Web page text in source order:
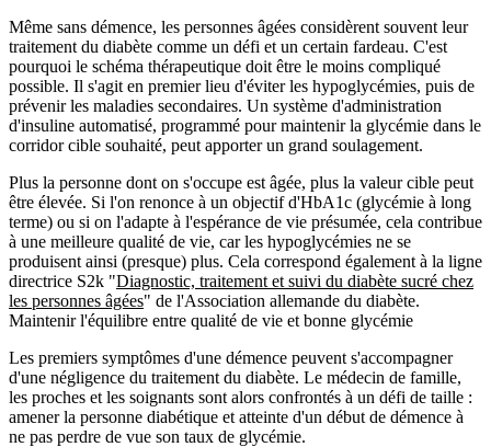
Même sans démence, les personnes âgées considèrent souvent leur
traitement du diabète comme un défi et un certain fardeau. C'est
pourquoi le schéma thérapeutique doit être le moins compliqué
possible. Il s'agit en premier lieu d'éviter les hypoglycémies, puis de
prévenir les maladies secondaires. Un système d'administration
d'insuline automatisé, programmé pour maintenir la glycémie dans le
corridor cible souhaité, peut apporter un grand soulagement.
Plus la personne dont on s'occupe est âgée, plus la valeur cible peut
être élevée. Si l'on renonce à un objectif d'HbA1c (glycémie à long
terme) ou si on l'adapte à l'espérance de vie présumée, cela contribue
à une meilleure qualité de vie, car les hypoglycémies ne se
produisent ainsi (presque) plus. Cela correspond également à la ligne
directrice S2k "Diagnostic, traitement et suivi du diabète sucré chez
les personnes âgées" de l'Association allemande du diabète.
Maintenir l'équilibre entre qualité de vie et bonne glycémie
Les premiers symptômes d'une démence peuvent s'accompagner
d'une négligence du traitement du diabète. Le médecin de famille,
les proches et les soignants sont alors confrontés à un défi de taille :
amener la personne diabétique et atteinte d'un début de démence à
ne pas perdre de vue son taux de glycémie.